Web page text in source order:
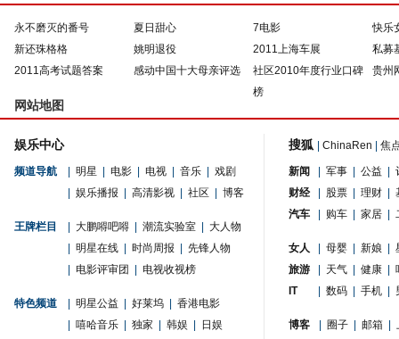
永不磨灭的番号 夏日甜心 7电影
快乐
新还珠格格
姚明退役 2011上海车展
私募
2011高考试题答案
感动中国十大母亲评选
社区2010年度行业口碑
榜
贵州
网站地图
娱乐中心
频道导航 明星 电影 电视 音乐
戏剧
娱乐播报 高清影视 社区 博客
王牌栏目 大鹏嘚吧嘚 潮流实验室
大人物
明星在线 时尚周报
先锋人物
电影评审团 电视收视榜
特色频道 明星公益 好莱坞
香港电影
嘻哈音乐 独家 韩娱 日娱
搜狐 ChinaRen 焦
新闻 军事 公益
财经
股票 理财
汽车
购车 家居
女人 母婴 新娘
旅游
天气 健康
IT
数码 手机
博客 圈子 邮箱